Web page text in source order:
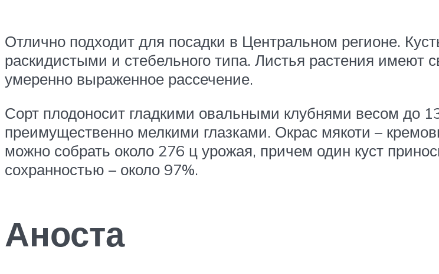
Отлично подходит для посадки в Центральном регионе.
раскидистыми и стебельного типа. Листья растения имеют
умеренно выраженное рассечение.
Сорт плодоносит гладкими овальными клубнями весом до
преимущественно мелкими глазками. Окрас мякоти –
можно собрать около 276 ц урожая, причем один куст
сохранностью – около 97%.
Аноста